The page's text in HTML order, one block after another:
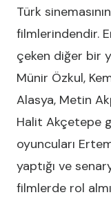
Türk
filmlerindendir.
çeken diğer bir
Münir Özkul,
Alasya, Metin
Halit Akçetepe
oyuncuları
yaptığı ve
filmlerde rol